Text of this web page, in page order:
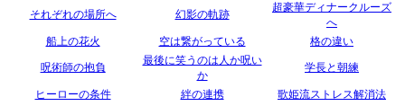
それぞれの場所へ 幻影の軌跡
超豪華ディナークルーズ
へ
船上の花火
空は繋がっている 格の違い
呪術師の抱負
最後に笑うのは人か呪い
か
学長と朝練
ヒーローの条件 絆の連携
歌姫流ストレス解消法